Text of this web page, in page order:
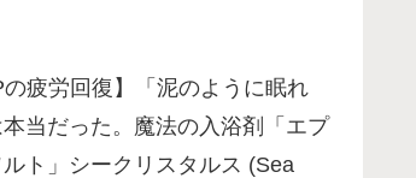
の疲労回復】「泥のように眠れ
本当だった。魔法の入浴剤「エプ
ルト」シークリスタルス (Sea